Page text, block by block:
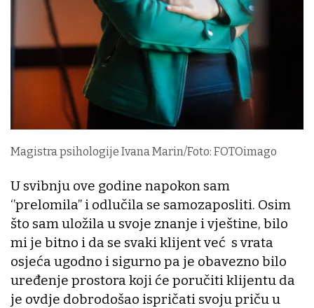
Magistra psihologije Ivana Marin/Foto: FOTOimago
U svibnju ove godine napokon sam
‘’prelomila’’ i odlučila se samozaposliti. Osim
što sam uložila u svoje znanje i vještine, bilo
mi je bitno i da se svaki klijent već s vrata
osjeća ugodno i sigurno pa je obavezno bilo
uređenje prostora koji će poručiti klijentu da
je ovdje dobrodošao ispričati svoju priču u